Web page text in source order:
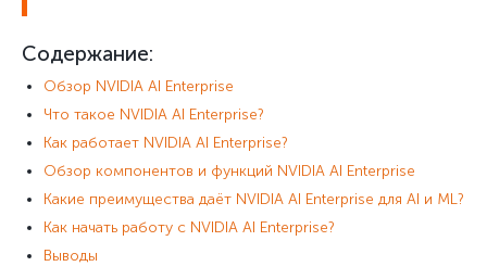
Содержание:
Обзор NVIDIA AI Enterprise
Что такое NVIDIA AI Enterprise?
Как работает NVIDIA AI Enterprise?
Обзор компонентов и функций NVIDIA AI Enterprise
Какие преимущества даёт NVIDIA AI Enterprise для AI и ML?
Как начать работу с NVIDIA AI Enterprise?
Выводы